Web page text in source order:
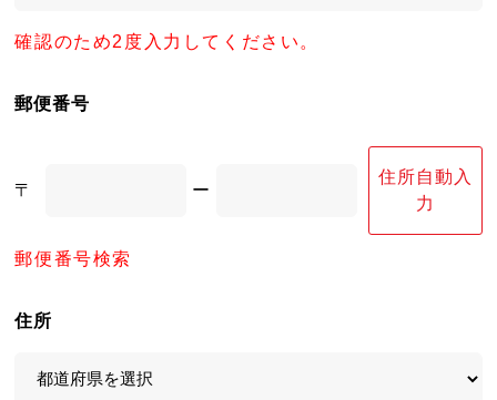
確認のため2度入力してください。
郵便番号
〒 ー
住所自動入
力
郵便番号検索
住所